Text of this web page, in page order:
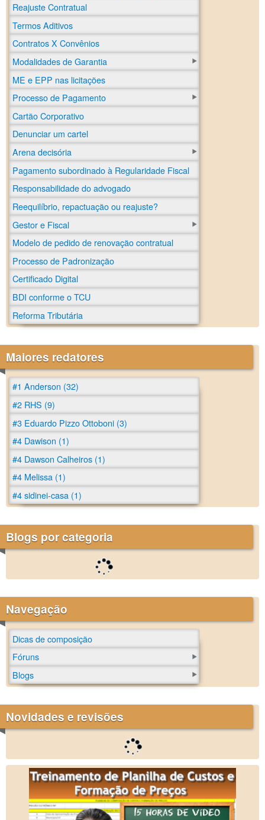
Reajuste Contratual
Termos Aditivos
Contratos X Convênios
Modalidades de Garantia
ME e EPP nas licitações
Processo de Pagamento
Cartão Corporativo
Denunciar um cartel
Arena decisória
Pagamento subordinado à Regularidade Fiscal
Responsabilidade do advogado
Reequilíbrio, repactuação ou reajuste?
Gestor e Fiscal
Modelo de pedido de renovação contratual
Processo de Padronização
Certificado Digital
BDI conforme o TCU
Reforma Tributária
Maiores redatores
#1 Anderson (32)
#2 RHS (9)
#3 Eduardo Pizzo Ottoboni (3)
#4 Dawison (1)
#4 Dawson Calheiros (1)
#4 Melissa (1)
#4 sidinei-casa (1)
Blogs por categoria
Navegação
Dicas de composição
Fóruns
Blogs
Novidades e revisões